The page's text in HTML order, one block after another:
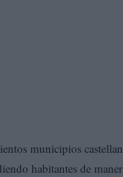
municipios
habitantes de